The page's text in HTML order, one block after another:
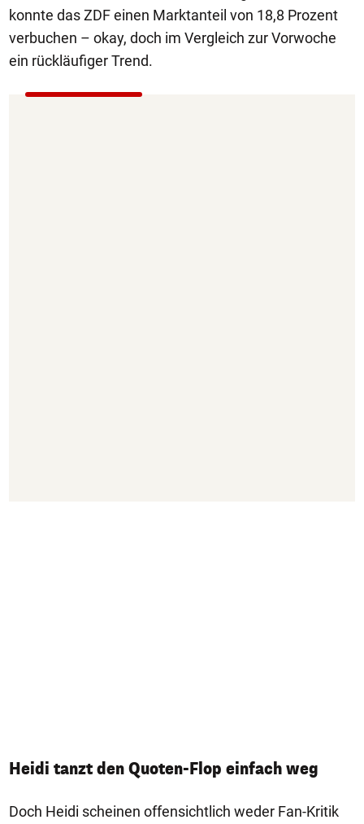
konnte das ZDF einen Marktanteil von 18,8 Prozent
verbuchen – okay, doch im Vergleich zur Vorwoche
ein rückläufiger Trend.
Heidi tanzt den Quoten-Flop einfach weg
Doch Heidi scheinen offensichtlich weder Fan-Kritik